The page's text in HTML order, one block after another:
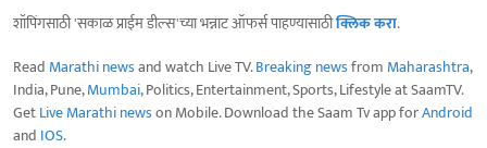
शॉपिंगसाठी 'सकाळ प्राईम डील्स'च्या भन्नाट ऑफर्स पाहण्यासाठीक्लिक करा.
Read Marathi newsand watch Live TV.Breaking newsfrom Maharashtra,
India, Pune,Mumbai, Politics, Entertainment, Sports, Lifestyle at SaamTV.
GetLive Marathi newson Mobile. Download the Saam Tv app forAndroid
and IOS.